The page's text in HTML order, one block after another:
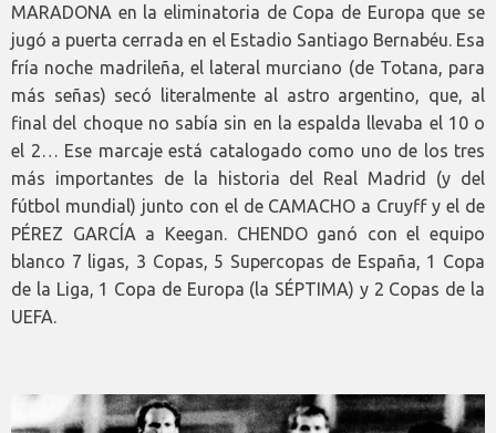
MARADONA en la eliminatoria de Copa de Europa que se
jugó a puerta cerrada en el Estadio Santiago Bernabéu. Esa
fría noche madrileña, el lateral murciano (de Totana, para
más señas) secó literalmente al astro argentino, que, al
final del choque no sabía sin en la espalda llevaba el 10 o
el 2… Ese marcaje está catalogado como uno de los tres
más importantes de la historia del Real Madrid (y del
fútbol mundial) junto con el de CAMACHO a Cruyff y el de
PÉREZ GARCÍA a Keegan. CHENDO ganó con el equipo
blanco 7 ligas, 3 Copas, 5 Supercopas de España, 1 Copa
de la Liga, 1 Copa de Europa (la SÉPTIMA) y 2 Copas de la
UEFA.